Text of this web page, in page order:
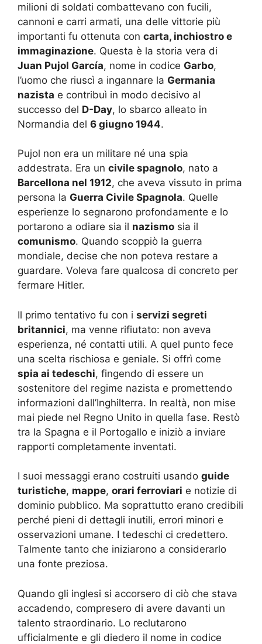
milioni di soldati combattevano con fucili,
cannoni e carri armati, una delle vittorie più
importanti fu ottenuta con carta, inchiostro e
immaginazione. Questa è la storia vera di
Juan Pujol García, nome in codice Garbo,
l’uomo che riuscì a ingannare la Germania
nazista e contribuì in modo decisivo al
successo del D-Day, lo sbarco alleato in
Normandia del 6 giugno 1944.
Pujol non era un militare né una spia
addestrata. Era un civile spagnolo, nato a
Barcellona nel 1912, che aveva vissuto in prima
persona la Guerra Civile Spagnola. Quelle
esperienze lo segnarono profondamente e lo
portarono a odiare sia il nazismo sia il
comunismo. Quando scoppiò la guerra
mondiale, decise che non poteva restare a
guardare. Voleva fare qualcosa di concreto per
fermare Hitler.
Il primo tentativo fu con i servizi segreti
britannici, ma venne rifiutato: non aveva
esperienza, né contatti utili. A quel punto fece
una scelta rischiosa e geniale. Si offrì come
spia ai tedeschi, fingendo di essere un
sostenitore del regime nazista e promettendo
informazioni dall’Inghilterra. In realtà, non mise
mai piede nel Regno Unito in quella fase. Restò
tra la Spagna e il Portogallo e iniziò a inviare
rapporti completamente inventati.
I suoi messaggi erano costruiti usando guide
turistiche, mappe, orari ferroviari e notizie di
dominio pubblico. Ma soprattutto erano credibili
perché pieni di dettagli inutili, errori minori e
osservazioni umane. I tedeschi ci credettero.
Talmente tanto che iniziarono a considerarlo
una fonte preziosa.
Quando gli inglesi si accorsero di ciò che stava
accadendo, compresero di avere davanti un
talento straordinario. Lo reclutarono
ufficialmente e gli diedero il nome in codice